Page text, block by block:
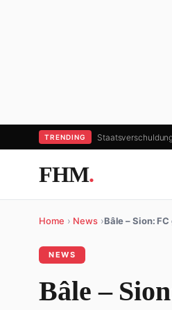
TRENDING
FHM.
Home › News ›Bâle – Sion:
NEWS
Bâle –